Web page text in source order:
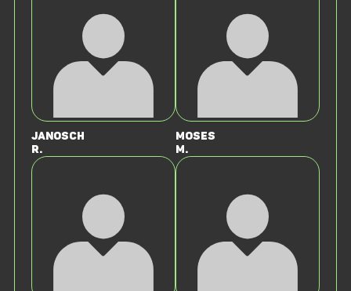
Janosch
R.
Moses
M.